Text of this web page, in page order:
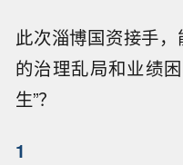
此次淄博国资接手
的治理乱局和业绩
生”？
1